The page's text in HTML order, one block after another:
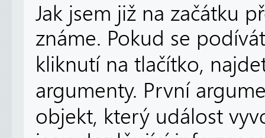
Jak jsem již na začátku
známe. Pokud se
kliknutí na tlačítko,
argumenty. První
objekt, který událost